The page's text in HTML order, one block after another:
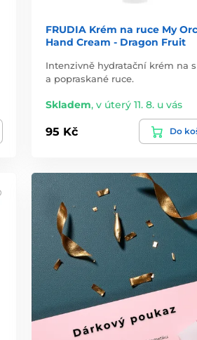
FRUDIA Krém na ruce My
Hand Cream - Dragon Fruit
Intenzivně hydratační krém na
a popraskané ruce.
Skladem, v úterý 11. 8. u vás
95 Kč Do